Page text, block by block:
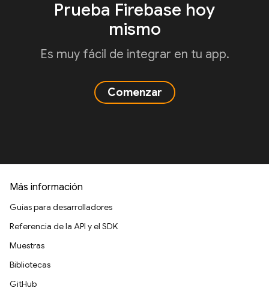
Prueba Firebase hoy
mismo
Es muy fácil de integrar en tu app.
Comenzar
Más información
Guías para desarrolladores
Referencia de la API y el SDK
Muestras
Bibliotecas
GitHub